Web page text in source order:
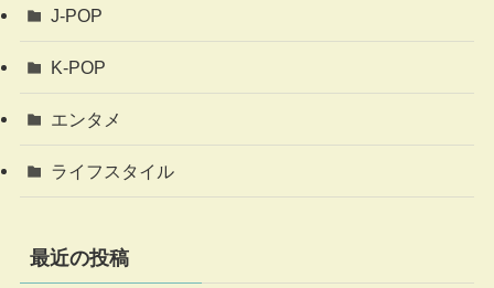
J-POP
K-POP
エンタメ
ライフスタイル
最近の投稿